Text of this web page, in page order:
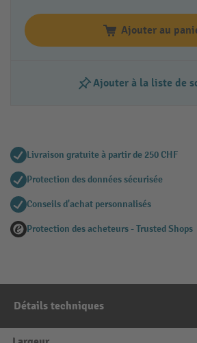
Ajouter au
Ajouter à la liste de
Livraison gratuite à partir de 250 CHF
Protection des données sécurisée
Conseils d'achat personnalisés
Protection des acheteurs - Trusted Shops
Détails techniques